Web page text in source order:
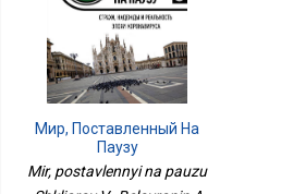
Мир, Поставленный На
Паузу
Mir, postavlennyi na pauzu